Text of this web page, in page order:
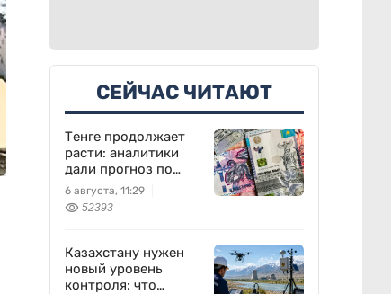
СЕЙЧАС ЧИТАЮТ
Тенге продолжает
расти: аналитики
дали прогноз по
доллару
6 августа, 11:29
52393
Казахстану нужен
новый уровень
контроля: что